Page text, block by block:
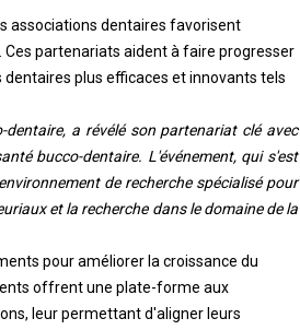
associations dentaires favorisent
partenariats aident à faire progresser
plus efficaces et innovants tels
a révélé son partenariat clé avec
bucco-dentaire. L'événement, qui s'est
de recherche spécialisé pour
et la recherche dans le domaine de la
pour améliorer la croissance du
offrent une plate-forme aux
leur permettant d'aligner leurs